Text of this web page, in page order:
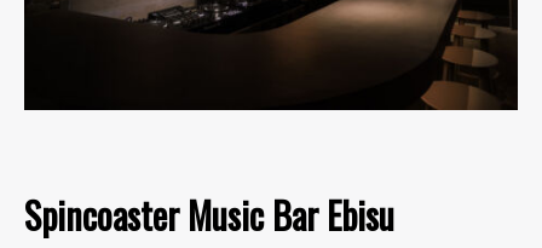
Spincoaster Music Bar Ebisu